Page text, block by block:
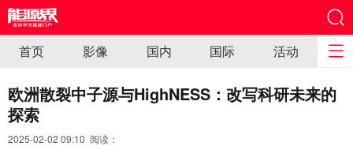
首页 影像 国内 国际 活动
欧洲散裂中子源与HighNESS：改写科研未来的
探索
2025-02-02 09:10 阅读：